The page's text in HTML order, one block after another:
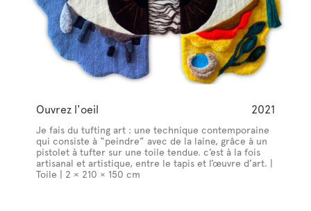
Ouvrez l'oeil 2021
Je fais du tufting art : une technique contemporaine
qui consiste à “peindre” avec de la laine, grâce à un
pistolet à tufter sur une toile tendue. c’est à la fois
artisanal et artistique, entre le tapis et l’œuvre d’art. |
Toile | 2 × 210 × 150 cm